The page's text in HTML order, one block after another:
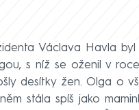
Václava Havla
s níž se oženil v
desítky žen. Olga o
stála spíš jako